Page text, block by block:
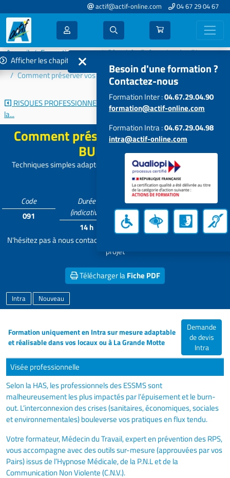
actif@actif-online.com 04 67 29 04 67
Accueil Formations 2022
Sécurité - Prévention des Risques
Risques professionnels
Comment préserver vos équipes du BURN-OUT ?
Afficher les chapitres
RISQUES PROFESSIONNELS :
la...
Accidents du travail et maladies...
Comment préserver vos équipes du
BURN-OUT ?
Techniques simples adaptées à vos pratiques (PNL – Hypnose –
Code
091
Durée
(indicative)
14 h
Tarif
Contactez-
nous
Participants
5 à 15
N'hésitez pas à nous contacter pour personnaliser et adapter votre
projet
Télécharger laFiche PDF
Intra Nouveau
Formation uniquement en Intra sur mesure adaptable
et réalisable dans vos locaux ou à La Grande Motte
Demande
de devis
Intra
Visée professionnelle
Selon la HAS, les professionnels des ESSMS sont
malheureusement les plus impactés par l’épuisement et le burn-
out. L’interconnexion des crises (sanitaires, économiques, sociales
et environnementales) bouleverse vos pratiques en flux tendu.
Votre formateur, Médecin du Travail, expert en prévention des RPS,
vous accompagne avec des outils sur-mesure (approuvées par vos
Pairs) issus de l’Hypnose Médicale, de la P.N.L et de la
Communication Non Violente (C.N.V.).
Besoin d'une formation ?
Contactez-nous
Formation Inter :04.67.29.04.90
formation@actif-online.com
Formation Intra :04.67.29.04.98
intra@actif-online.com